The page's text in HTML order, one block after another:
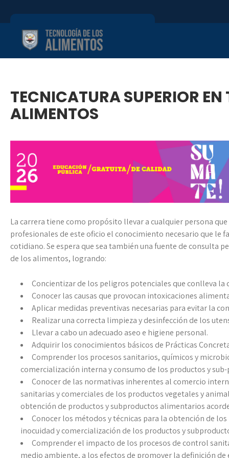
content
Nivel Terciario –
TECNICATURA SUPERIOR
ALIMENTOS
La carrera tiene como propósito llevar a cualquier persona
profesionales de este oficio el conocimiento necesario que le
cotidiano. Se espera que sea también una fuente de consulta
de los alimentos, logrando:
Concientizar de los peligros potenciales que conlleva
Conocer las causas que provocan intoxicaciones
Aplicar medidas preventivas necesarias para evitar la
Realizar una correcta limpieza y desinfección de los
Llevar a cabo un adecuado aseo e higiene personal.
Adquirir los conocimientos básicos de Prácticas
Comprender los procesos sanitarios, químicos y
comercialización interna y consumo de los productos y
Conocer de las normativas inherentes al comercio
sanitarias y comerciales de los productos vegetales y
obtención de productos y subproductos alimentarios
Conocer los métodos y técnicas para la obtención de
inocuidad y comercialización de los productos y
Comprender el impacto de los procesos de control
medio ambiente, a los efectos de promover la definición